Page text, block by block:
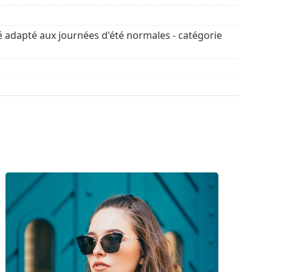
adapté aux journées d'été normales - catégorie